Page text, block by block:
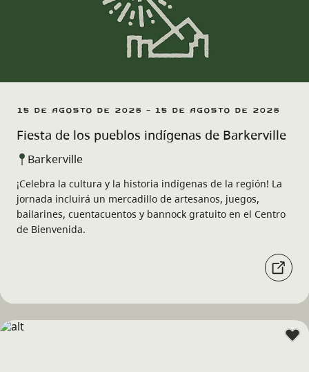
15 de agosto de 2026 - 15 de agosto de 2026
Fiesta de los pueblos indígenas de Barkerville
Barkerville
¡Celebra la cultura y la historia indígenas de la región! La
jornada incluirá un mercadillo de artesanos, juegos,
bailarines, cuentacuentos y bannock gratuito en el Centro
de Bienvenida.